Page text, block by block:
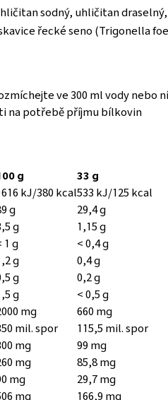
sodný, uhličitan
řecké seno (Trigonella
ve 300 ml vody nebo
na potřebě příjmu bílkovin
g
33 g
kJ/380 kcal533 kJ/125 kcal
g
29,4 g
g
1,15 g
1 g
< 0,4 g
g
0,4 g
g
0,2 g
g
< 0,5 g
mg
660 mg
mil. spor
115,5 mil. spor
mg
99 mg
mg
85,8 mg
mg
29,7 mg
mg
166,9 mg